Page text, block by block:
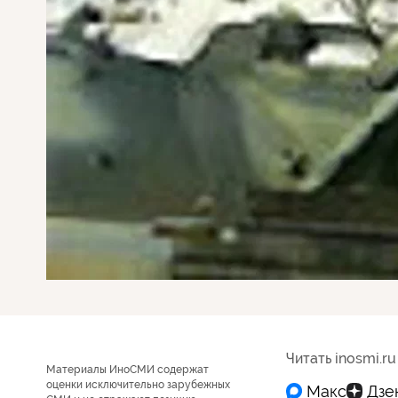
Материалы ИноСМИ содержат
оценки исключительно зарубежных
Читать inosmi.ru